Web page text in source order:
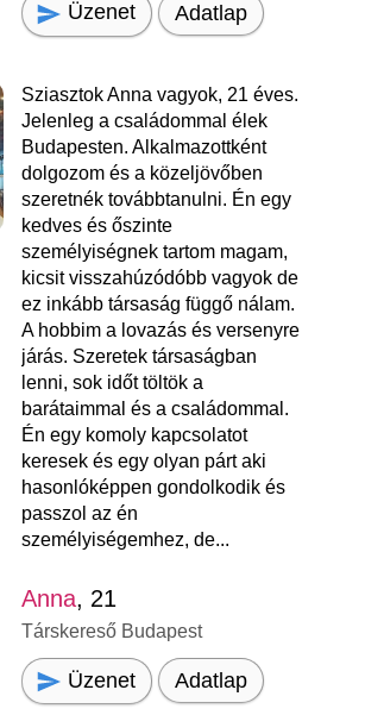
Üzenet Adatlap
Sziasztok Anna vagyok, 21 éves.
Jelenleg a családommal élek
Budapesten. Alkalmazottként
dolgozom és a közeljövőben
szeretnék továbbtanulni. Én egy
kedves és őszinte
személyiségnek tartom magam,
kicsit visszahúzódóbb vagyok de
ez inkább társaság függő nálam.
A hobbim a lovazás és versenyre
járás. Szeretek társaságban
lenni, sok időt töltök a
barátaimmal és a családommal.
Én egy komoly kapcsolatot
keresek és egy olyan párt aki
hasonlóképpen gondolkodik és
passzol az én
személyiségemhez, de...
Anna, 21
Társkereső Budapest
Üzenet Adatlap